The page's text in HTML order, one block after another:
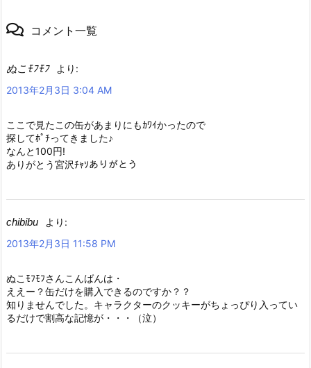
コメント一覧
ぬこﾓﾌﾓﾌ
より:
2013年2月3日 3:04 AM
ここで見たこの缶があまりにもｶﾜｲかったので
探してﾎﾟﾁってきました♪
なんと100円!
ありがとう宮沢ﾁｬｿありがとう
chibibu
より:
2013年2月3日 11:58 PM
ぬこﾓﾌﾓﾌさんこんばんは・
ええー？缶だけを購入できるのですか？？
知りませんでした。キャラクターのクッキーがちょっぴり入ってい
るだけで割高な記憶が・・・（泣）